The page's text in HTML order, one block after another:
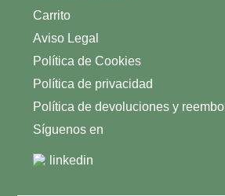
Carrito
Aviso Legal
Política de Cookies
Política de privacidad
Política de devoluciones y
Síguenos en
linkedin